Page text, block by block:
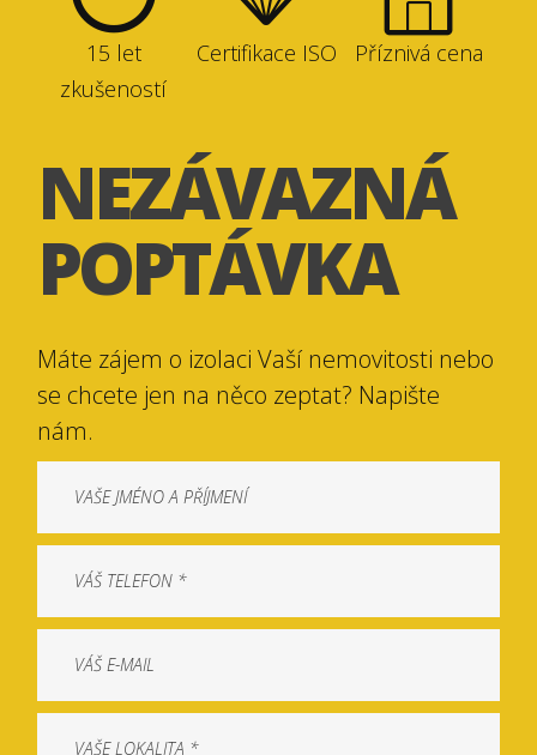
15 let
zkušeností
Certifikace ISO Příznivá cena
NEZÁVAZNÁ
POPTÁVKA
Máte zájem o izolaci Vaší nemovitosti nebo
se chcete jen na něco zeptat? Napište
nám.